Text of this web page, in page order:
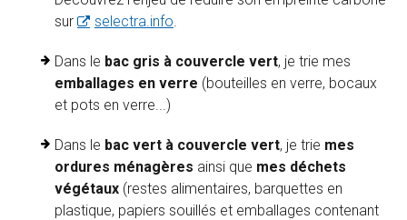
sur
selectra.info.
Dans le bac gris à couvercle vert, je trie mes
emballages en verre (bouteilles en verre, bocaux
et pots en verre...)
Dans le bac vert à couvercle vert, je trie mes
ordures ménagères ainsi que mes déchets
végétaux (restes alimentaires, barquettes en
plastique, papiers souillés et emballages contenant